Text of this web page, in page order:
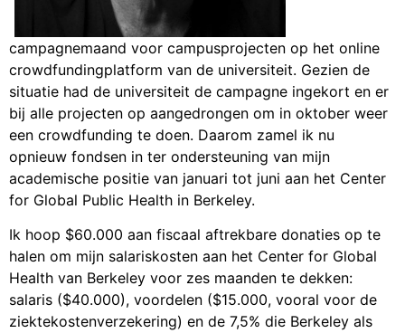
campagnemaand voor campusprojecten op het online
crowdfundingplatform van de universiteit. Gezien de
situatie had de universiteit de campagne ingekort en er
bij alle projecten op aangedrongen om in oktober weer
een crowdfunding te doen. Daarom zamel ik nu
opnieuw fondsen in ter ondersteuning van mijn
academische positie van januari tot juni aan het Center
for Global Public Health in Berkeley.
Ik hoop $60.000 aan fiscaal aftrekbare donaties op te
halen om mijn salariskosten aan het Center for Global
Health van Berkeley voor zes maanden te dekken:
salaris ($40.000), voordelen ($15.000, vooral voor de
ziektekostenverzekering) en de 7,5% die Berkeley als